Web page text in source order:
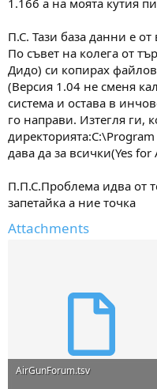
1.166 а на моята кутия
П.С. Тази база данни е
По съвет на колега от
Дидо) си копирах
(Версия 1.04 не сменя
система и остава в
го направи. Изтегля ги,
дава да за всички(Yes for
П.П.С.Проблема идва от
запетайка а ние точка
Attachments
AirGunForum.tsv